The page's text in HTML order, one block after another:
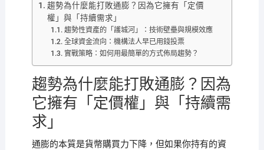
趨勢為什麼能打敗通膨？因為它擁有「定價
權」與「持續需求」
趨勢性資產的「護城河」：技術壁壘與規模效應
全球資金流向：機構法人早已用錢投票
實戰策略：如何用最簡單的方式佈局趨勢？
趨勢為什麼能打敗通膨？因為
它擁有「定價權」與「持續需
求」
通膨的本質是貨幣購買力下降，但如果你持有的資